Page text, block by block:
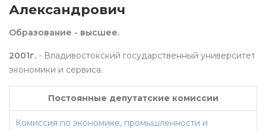
Александрович
Образование - высшее.
2001г. - Владивостокский государственный университет
экономики и сервиса.
Постоянные депутатские комиссии
Комиссия по экономике, промышленности и